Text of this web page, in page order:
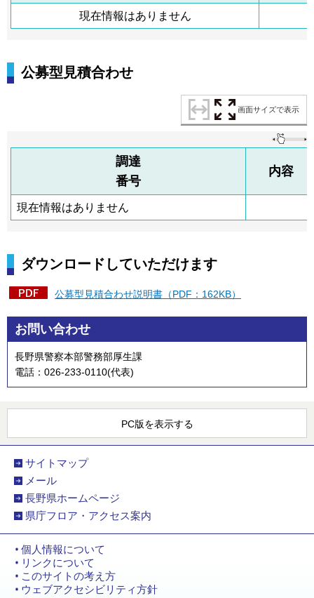
現在情報はありません
公募型見積合わせ
画面サイズで表示
調達
番号
内容
現在情報はありません
ダウンロードしていただけます
公募型見積合わせ説明書（PDF：162KB）
お問い合わせ
長野県警察本部警務部厚生課
電話：026-233-0110(代表)
PC版を表示する
サイトマップ
メール
長野県ホームページ
県庁フロア・アクセス案内
個人情報について
リンクについて
このサイトの考え方
ウェブアクセシビリティ方針